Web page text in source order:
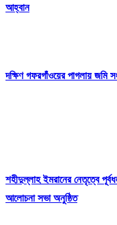
আহ্বান
দক্ষিণ গফরগাঁওয়ের পাগলায় জমি
শহীদুল্লাহ ইমরানের নেতৃত্বে
আলোচনা সভা অনুষ্ঠিত